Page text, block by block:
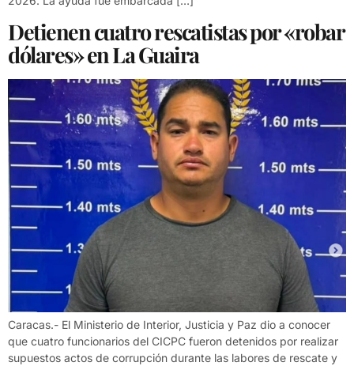
Detienen cuatro rescatistas por «robar
dólares» en La Guaira
Caracas.- El Ministerio de Interior, Justicia y Paz dio a conocer
que cuatro funcionarios del CICPC fueron detenidos por realizar
supuestos actos de corrupción durante las labores de rescate y